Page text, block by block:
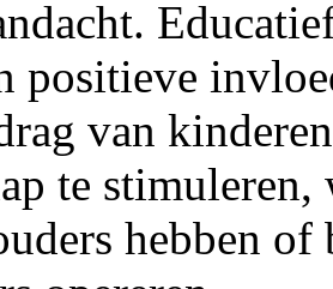
positieve
van
te
hebben